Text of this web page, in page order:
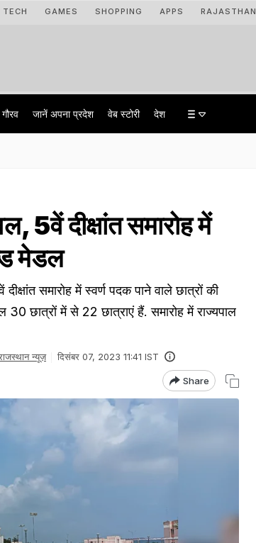
TECH GAMES SHOPPING APPS RAJASTHAN
जानें अपना प्रदेश वेब स्टोरी देश
5वें दीक्षांत समारोह में
मेडल
समारोह में स्वर्ण पदक पाने वाले छात्रों की
छात्रों में से 22 छात्राएं हैं. समारोह में राज्यपाल
न्यूज़ दिसंबर 07, 2023 11:41 IST
Share